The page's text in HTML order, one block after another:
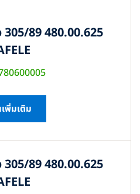
305/89 480.00.625
พิ่มเติม
305/89 480.00.625